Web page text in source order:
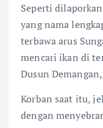
Seperti
yang nama
terbawa arus
mencari ikan di
Dusun
Korban saat itu,
dengan